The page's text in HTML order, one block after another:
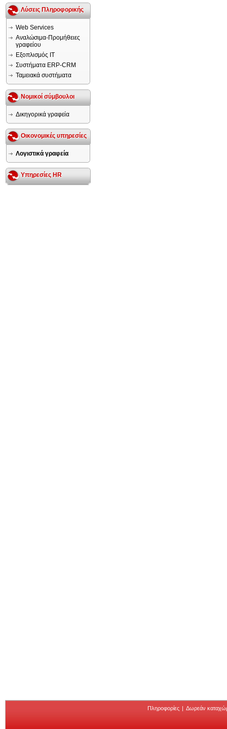
Λύσεις Πληροφορικής
Web Services
Αναλώσιμα-Προμήθειες
γραφείου
Εξοπλισμός IT
Συστήματα ERP-CRM
Ταμειακά συστήματα
Νομικοί σύμβουλοι
Δικηγορικά γραφεία
Οικονομικές υπηρεσίες
Λογιστικά γραφεία
Υπηρεσίες HR
Πληροφορίες | Δωρεάν